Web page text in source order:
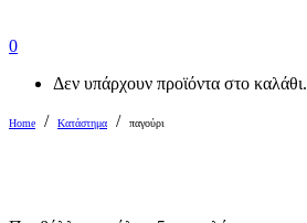
0
Δεν υπάρχουν προϊόντα στο καλάθι.
Home / Κατάστημα / παγούρι